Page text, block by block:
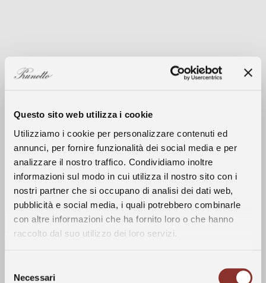
Questo sito web utilizza i cookie
Utilizziamo i cookie per personalizzare contenuti ed
annunci, per fornire funzionalità dei social media e per
analizzare il nostro traffico. Condividiamo inoltre
informazioni sul modo in cui utilizza il nostro sito con i
nostri partner che si occupano di analisi dei dati web,
pubblicità e social media, i quali potrebbero combinarle
con altre informazioni che ha fornito loro o che hanno
raccolto dal suo utilizzo dei loro servizi.
delNecessari
The History
The Wines
The History of Roero
Tanaro River. Roero’s history goes back
centuries. The area was inhabited during
the Roman era and owes its name to the
Barbera and Arneis grape varieties have